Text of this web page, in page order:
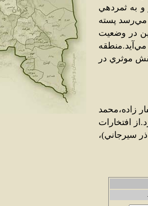
به ثمردهي
مي‌رسد پسته
در وضعيت
مي‌آيد.منطقه
موثري در
زاده،محمد
افتخارات
سيرجاني)،